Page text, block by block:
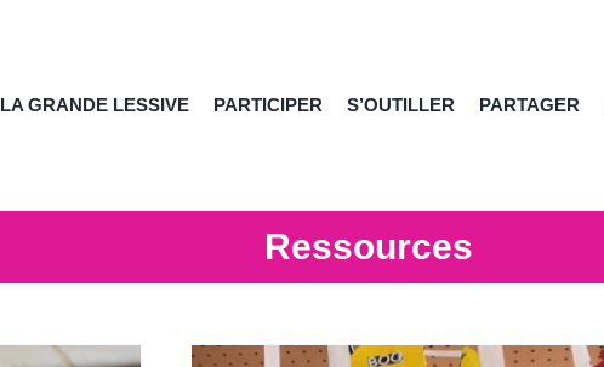
LA GRANDE LESSIVE
PARTICIPER S’OUTILLER PARTAGER
Ressources